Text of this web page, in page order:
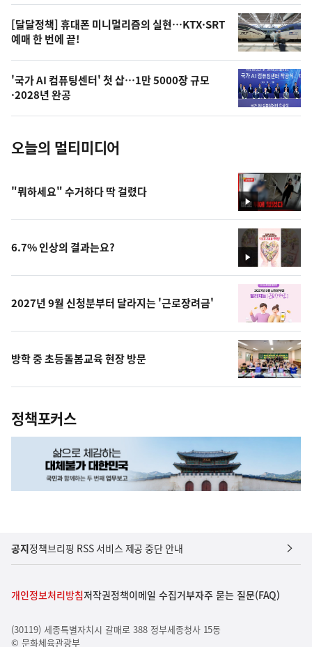
오
늘
의
사
진
[달달정책] 휴대폰 미니멀리즘의 실현…KTX·SRT
예매 한 번에 끝!
'국가 AI 컴퓨팅센터' 첫 삽…1만 5000장 규모
·2028년 완공
오늘의 멀티미디어
영
상
"뭐하세요" 수거하다 딱 걸렸다
영
상
6.7% 인상의 결과는요?
2027년 9월 신청분부터 달라지는 '근로장려금'
방학 중 초등돌봄교육 현장 방문
정책포커스
공지정책브리핑 RSS 서비스 제공 중단 안내
개인정보처리방침저작권정책이메일 수집거부자주 묻는 질문(FAQ)
(30119) 세종특별자치시 갈매로 388 정부세종청사 15동
© 문화체육관광부